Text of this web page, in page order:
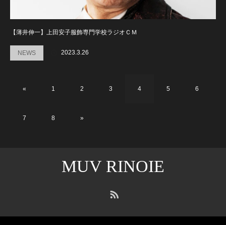
【薄井伸一】上田安子服飾専門学校ラジオＣＭ
NEWS 2023.3.26
« 1 2 3 4 5 6
7 8 »
MUV RINOIE